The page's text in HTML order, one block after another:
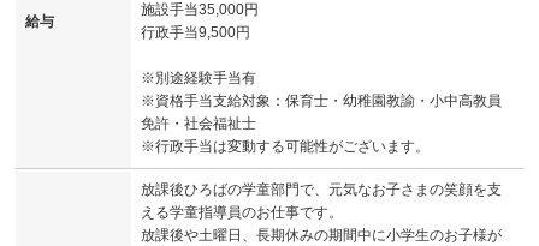
給与
施設手当35,000円
行政手当9,500円
※別途経験手当有
※資格手当支給対象：保育士・幼稚園教諭・小中高教員
免許・社会福祉士
※行政手当は変動する可能性がございます。
放課後ひろばの学童部門で、元気なお子さまの笑顔を支
える学童指導員のお仕事です。
放課後や土曜日、長期休みの期間中に小学生のお子様が